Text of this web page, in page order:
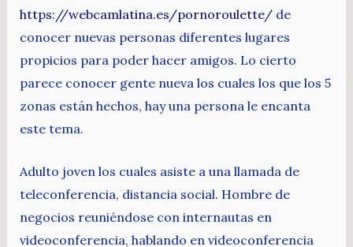
https://webcamlatina.es/pornoroulette/ de
conocer nuevas personas diferentes lugares
propicios para poder hacer amigos. Lo cierto
parece conocer gente nueva los cuales los que los 5
zonas están hechos, hay una persona le encanta
este tema.
Adulto joven los cuales asiste a una llamada de
teleconferencia, distancia social. Hombre de
negocios reuniéndose con internautas en
videoconferencia, hablando en videoconferencia